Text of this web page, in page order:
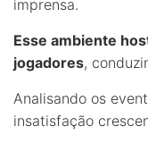
imprensa.
Esse ambiente
jogadores,
Analisando os
insatisfação